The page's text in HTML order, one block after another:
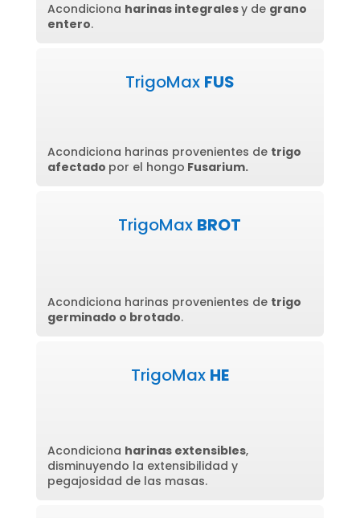
Acondiciona harinas integralesy de grano
entero.
TrigoMax FUS
Acondiciona harinas provenientes de trigo
afectado por el hongo Fusarium.
TrigoMax BROT
Acondiciona harinas provenientes de trigo
germinado o brotado.
TrigoMax HE
Acondiciona harinas extensibles,
disminuyendo la extensibilidad y
pegajosidad de las masas.